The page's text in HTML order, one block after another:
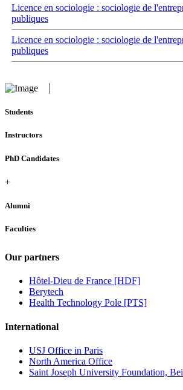
Licence en sociologie : sociologie de
publiques
Licence en sociologie : sociologie de
publiques
Students
Instructors
PhD Candidates
+
Alumni
Faculties
Our partners
Hôtel-Dieu de France [HDF]
Berytech
Health Technology Pole [PTS]
International
USJ Office in Paris
North America Office
Saint Joseph University Foundation,